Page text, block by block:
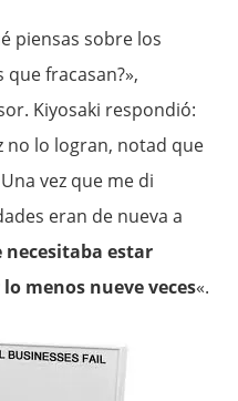
piensas sobre los
que fracasan?»,
Kiyosaki respondió:
no lo logran, notad que
vez que me di
eran de nueva a
necesitaba estar
menos nueve veces«.